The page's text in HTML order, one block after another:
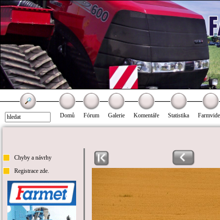
Domů Fórum Galerie Komentáře Statistika
Chyby a návrhy
Registrace zde.